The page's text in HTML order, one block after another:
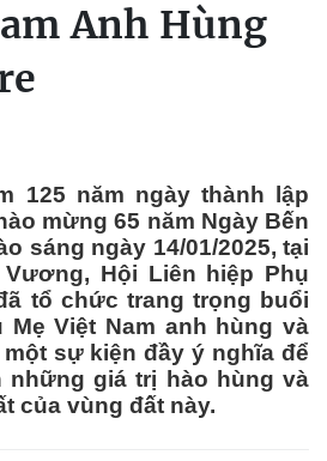
Anh Hùng
125 năm ngày thành lập
mừng 65 năm Ngày Bến
sáng ngày 14/01/2025, tại
Hội Liên hiệp Phụ
tổ chức trang trọng buổi
Mẹ Việt Nam anh hùng và
sự kiện đầy ý nghĩa để
những giá trị hào hùng và
của vùng đất này.